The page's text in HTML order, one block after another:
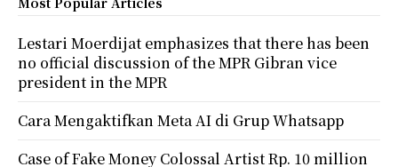
Lestari Moerdijat emphasizes that there has been
no official discussion of the MPR Gibran vice
president in the MPR
Cara Mengaktifkan Meta AI di Grup Whatsapp
Case of Fake Money Colossal Artist Rp. 10 million